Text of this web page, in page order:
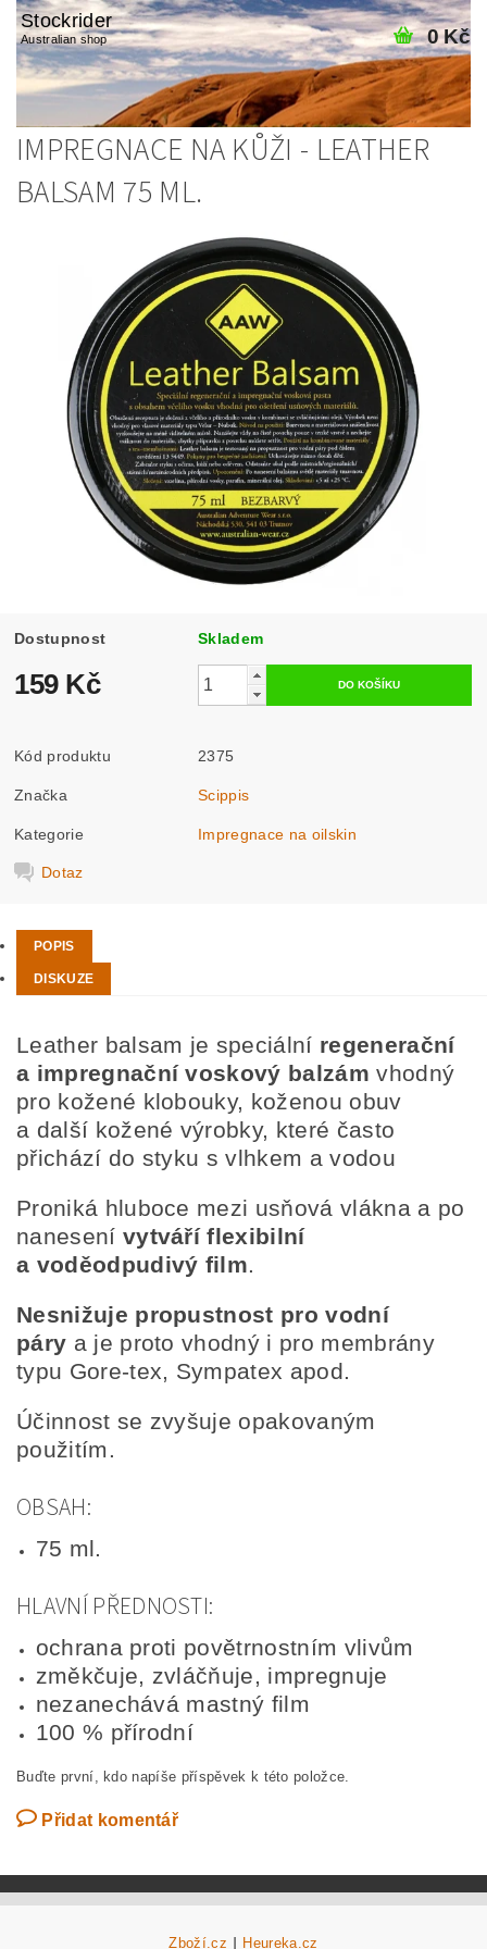
Stockrider
Australian shop 0 Kč
IMPREGNACE NA KŮŽI - LEATHER
BALSAM 75 ML.
Dostupnost Skladem
159 Kč
Kód produktu 2375
Značka Scippis
Kategorie Impregnace na oilskin
Dotaz
POPIS
DISKUZE
Leather balsam je speciální regenerační
a impregnační voskový balzám vhodný
pro kožené klobouky, koženou obuv
a další kožené výrobky, které často
přichází do styku s vlhkem a vodou
Proniká hluboce mezi usňová vlákna a po
nanesení vytváří flexibilní
a voděodpudivý film.
Nesnižuje propustnost pro vodní
páry a je proto vhodný i pro membrány
typu Gore-tex, Sympatex apod.
Účinnost se zvyšuje opakovaným
použitím.
OBSAH:
75 ml.
HLAVNÍ PŘEDNOSTI:
ochrana proti povětrnostním vlivům
změkčuje, zvláčňuje, impregnuje
nezanechává mastný film
100 % přírodní
Buďte první, kdo napíše příspěvek k této položce.
Přidat komentář
Zboží.cz Heureka.cz